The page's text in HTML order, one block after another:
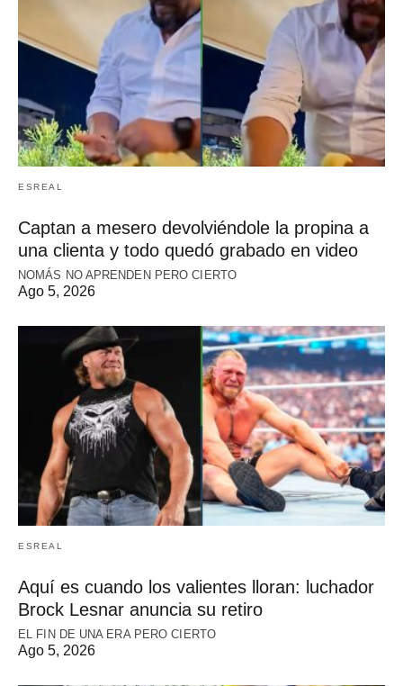
ESREAL
Captan a mesero devolviéndole la propina a
una clienta y todo quedó grabado en video
NOMÁS NO APRENDEN PERO CIERTO
Ago 5, 2026
ESREAL
Aquí es cuando los valientes lloran: luchador
Brock Lesnar anuncia su retiro
EL FIN DE UNA ERA PERO CIERTO
Ago 5, 2026